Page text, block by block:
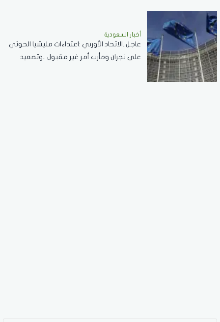
أخبار السعودية
عاجل..الاتحاد الأوربي :اعتداءات مليشيا الحوثي
على نجران ومأرب أمر غير مقبول ..وتصعيد